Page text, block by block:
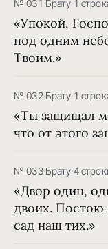
№ 031·Брату·1
«Упокой,
под одним
Твоим.»
№ 032·Брату·1
«Ты защищал
что от этого
№ 033·Брату·4
«Двор один,
двоих. Постою
сад наш тих.»